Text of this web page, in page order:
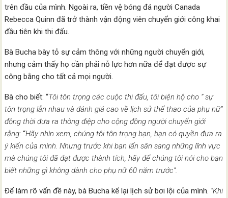
trên đầu của mình. Ngoài ra, tiền vệ bóng đá người Canada
Rebecca Quinn đã trở thành vận động viên chuyển giới công khai
đầu tiên khi thi đấu.
Bà Bucha bày tỏ sự cảm thông với những người chuyển giới,
nhưng cảm thấy họ cần phải nỗ lực hơn nữa để đạt được sự
công bằng cho tất cả mọi người.
Bà cho biết: “Tôi tôn trọng các cuộc thi đấu, tôi biện hộ cho “ sự
tôn trọng lẫn nhau và đánh giá cao về lịch sử thể thao của phụ nữ”
đồng thời đưa ra thông điệp cho cộng đồng người chuyển giới
rằng: “Hãy nhìn xem, chúng tôi tôn trọng bạn, bạn có quyền đưa ra
ý kiến ​​của mình. Nhưng trước khi bạn lấn sân sang những lĩnh vực
mà chúng tôi đã đạt được thành tích, hãy để chúng tôi nói cho bạn
biết những gì không dành cho phụ nữ 60 năm trước”.
Để làm rõ vấn đề này, bà Bucha kể lại lịch sử bơi lội của mình. “Khi